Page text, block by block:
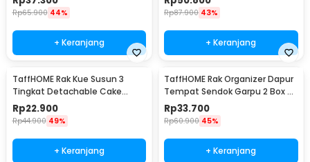
Rp65.900 44%
+ Keranjang
Rp87.900 43%
+ Keranjang
TaffHOME Rak Kue Susun 3
Tingkat Detachable Cake
Stand Display - CF431
Rp22.900
Rp44.900 49%
+ Keranjang
TaffHOME Rak Organizer Dapur
Tempat Sendok Garpu 2 Box -
LL251
Rp33.700
Rp60.900 45%
+ Keranjang